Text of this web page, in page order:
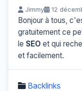
Jimmy 12
Bonjour à tous,
gratuitement ce
le SEO et qui
et facilement.
Backlinks